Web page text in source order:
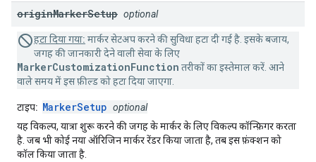
originMarkerSetup optional
हटा दिया गया: मार्कर सेटअप करने की सुविधा हटा दी गई है. इसके बजाय,
जगह की जानकारी देने वाली सेवा के लिए
MarkerCustomizationFunction तरीकों का इस्तेमाल करें. आने
वाले समय में इस फ़ील्ड को हटा दिया जाएगा.
टाइप: MarkerSetup optional
यह विकल्प, यात्रा शुरू करने की जगह के मार्कर के लिए विकल्प कॉन्फ़िगर करता
है. जब भी कोई नया ऑरिजिन मार्कर रेंडर किया जाता है, तब इस फ़ंक्शन को
कॉल किया जाता है.